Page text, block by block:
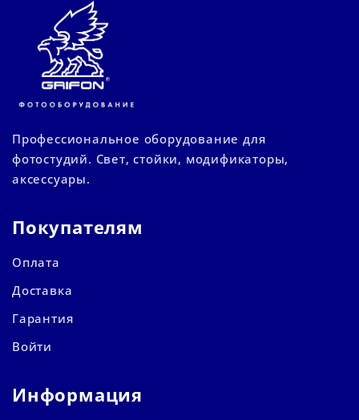
Профессиональное оборудование для
фотостудий. Свет, стойки, модификаторы,
аксессуары.
Покупателям
Оплата
Доставка
Гарантия
Войти
Информация